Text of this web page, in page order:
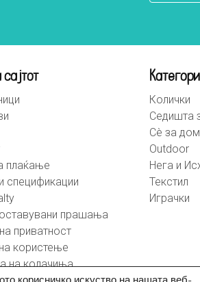
плаќање
спецификации
прашања
приватност
користење
на колачиња
Колички
Седишта
Сè за
Outdoor
Нега и
Текстил
Играчки